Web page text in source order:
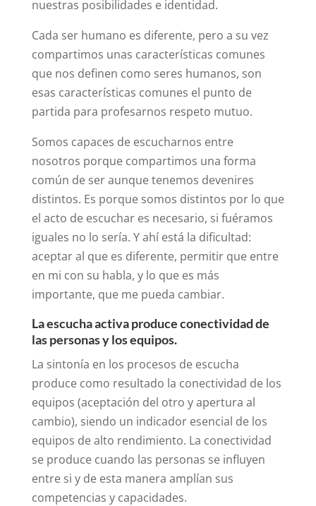
nuestras posibilidades e identidad.
Cada ser humano es diferente, pero a su vez
compartimos unas características comunes
que nos definen como seres humanos, son
esas características comunes el punto de
partida para profesarnos respeto mutuo.
Somos capaces de escucharnos entre
nosotros porque compartimos una forma
común de ser aunque tenemos devenires
distintos. Es porque somos distintos por lo que
el acto de escuchar es necesario, si fuéramos
iguales no lo sería. Y ahí está la dificultad:
aceptar al que es diferente, permitir que entre
en mi con su habla, y lo que es más
importante, que me pueda cambiar.
La escucha activa produce conectividad de
las personas y los equipos.
La sintonía en los procesos de escucha
produce como resultado la conectividad de los
equipos (aceptación del otro y apertura al
cambio), siendo un indicador esencial de los
equipos de alto rendimiento. La conectividad
se produce cuando las personas se influyen
entre si y de esta manera amplían sus
competencias y capacidades.